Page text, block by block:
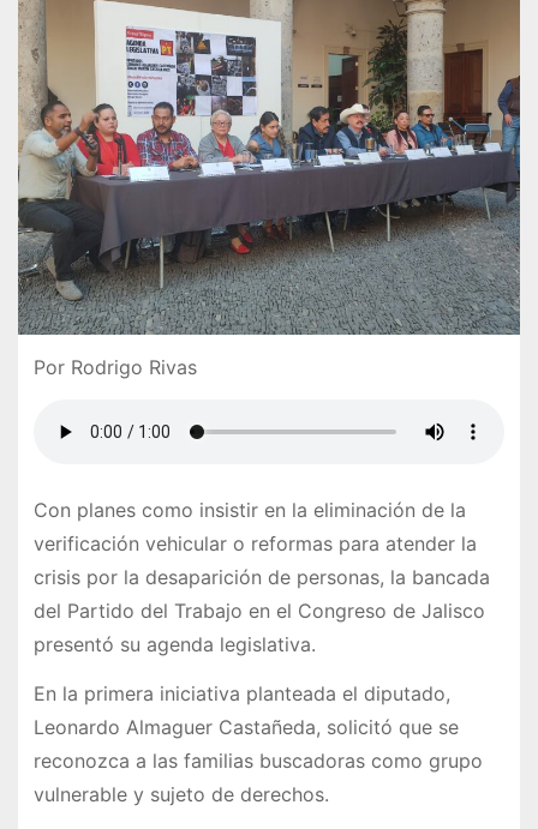
Por Rodrigo Rivas
Con planes como insistir en la eliminación de la
verificación vehicular o reformas para atender la
crisis por la desaparición de personas, la bancada
del Partido del Trabajo en el Congreso de Jalisco
presentó su agenda legislativa.
En la primera iniciativa planteada el diputado,
Leonardo Almaguer Castañeda, solicitó que se
reconozca a las familias buscadoras como grupo
vulnerable y sujeto de derechos.